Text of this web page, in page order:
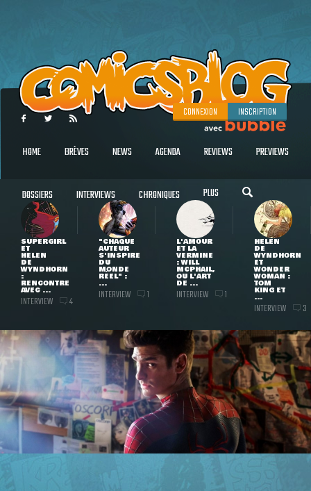
CONNEXION INSCRIPTION
HOME BRÈVES NEWS AGENDA REVIEWS PREVIEWS
DOSSIERS INTERVIEWS CHRONIQUES PLUS
SUPERGIRL
ET
HELEN
DE
WYNDHORN
:
RENCONTRE
AVEC ...
INTERVIEW 4
"CHAQUE
AUTEUR
S'INSPIRE
DU
MONDE
RÉEL" :
...
INTERVIEW 1
L'AMOUR
ET LA
VERMINE
: WILL
MCPHAIL,
OU L'ART
DE ...
INTERVIEW 1
HELEN
DE
WYNDHORN
ET
WONDER
WOMAN :
TOM
KING ET
...
INTERVIEW 3